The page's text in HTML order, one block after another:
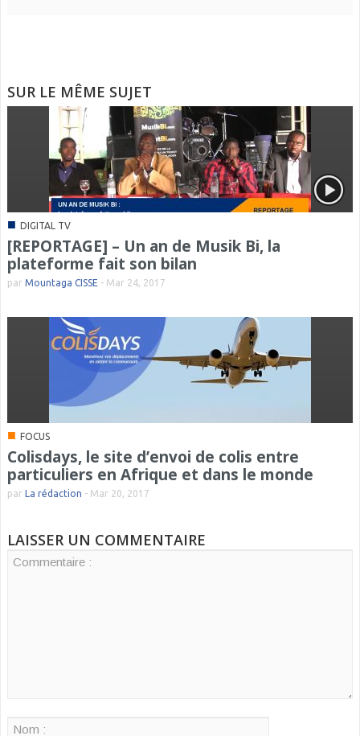
SUR LE MÊME SUJET
■ DIGITAL TV
[REPORTAGE] – Un an de Musik Bi, la
plateforme fait son bilan
par Mountaga CISSE - Mar 24, 2017
■ FOCUS
Colisdays, le site d’envoi de colis entre
particuliers en Afrique et dans le monde
par La rédaction - Mar 20, 2017
LAISSER UN COMMENTAIRE